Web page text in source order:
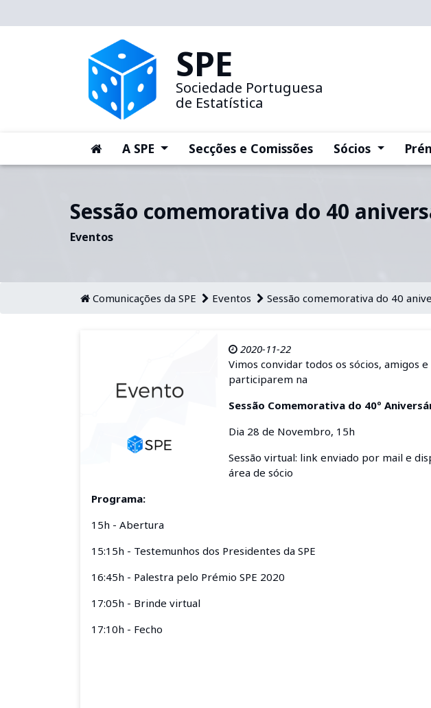
SPE
Sociedade Portuguesa
de Estatística
(current)
A SPE (current)Secções e Comissões Sócios (current)
Sessão comemorativa do 40
Eventos
Comunicações da SPE Eventos Sessão comemorativa do 40
2020-11-22
Vimos convidar todos os sócios, amigos
participarem na
Sessão Comemorativa do 40º
Dia 28 de Novembro, 15h
Sessão virtual: link enviado por mail e
área de sócio
Programa:
15h - Abertura
15:15h - Testemunhos dos Presidentes da SPE
16:45h - Palestra pelo Prémio SPE 2020
17:05h - Brinde virtual
17:10h - Fecho